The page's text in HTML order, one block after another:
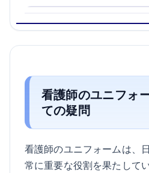
看護師のユニフォ
ての疑問
看護師のユニフォームは、
常に重要な役割を果たして